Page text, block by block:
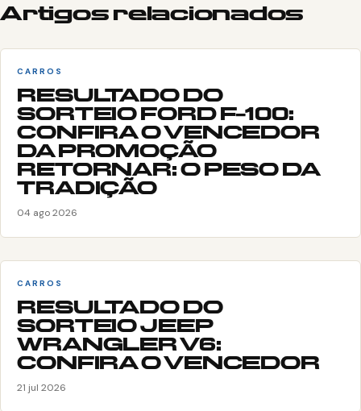
Artigos relacionados
CARROS
RESULTADO DO
SORTEIO FORD F-100:
CONFIRA O VENCEDOR
DA PROMOÇÃO
RETORNAR: O PESO DA
TRADIÇÃO
04 ago 2026
CARROS
RESULTADO DO
SORTEIO JEEP
WRANGLER V6:
CONFIRA O VENCEDOR
21 jul 2026